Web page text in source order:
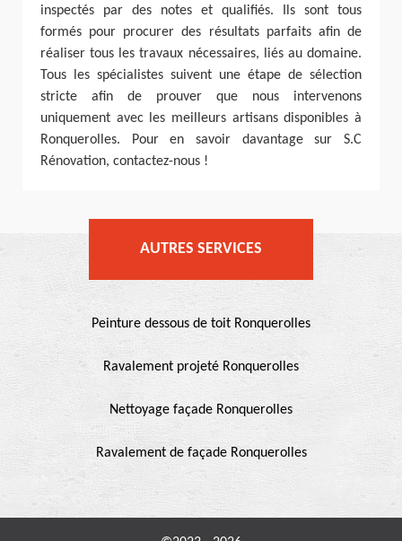
inspectés par des notes et qualifiés. Ils sont tous
formés pour procurer des résultats parfaits afin de
réaliser tous les travaux nécessaires, liés au domaine.
Tous les spécialistes suivent une étape de sélection
stricte afin de prouver que nous intervenons
uniquement avec les meilleurs artisans disponibles à
Ronquerolles. Pour en savoir davantage sur S.C
Rénovation, contactez-nous !
AUTRES SERVICES
Peinture dessous de toit Ronquerolles
Ravalement projeté Ronquerolles
Nettoyage façade Ronquerolles
Ravalement de façade Ronquerolles